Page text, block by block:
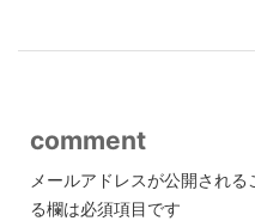
comment
メールアドレスが公開される
る欄は必須項目です